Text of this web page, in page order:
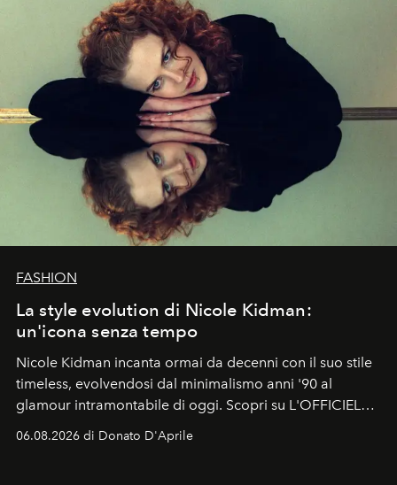
FASHION
La style evolution di Nicole Kidman:
un'icona senza tempo
Nicole Kidman incanta ormai da decenni con il suo stile
timeless, evolvendosi dal minimalismo anni '90 al
glamour intramontabile di oggi. Scopri su L'OFFICIEL
Italia la sua style evolution.
06.08.2026 di Donato D'Aprile